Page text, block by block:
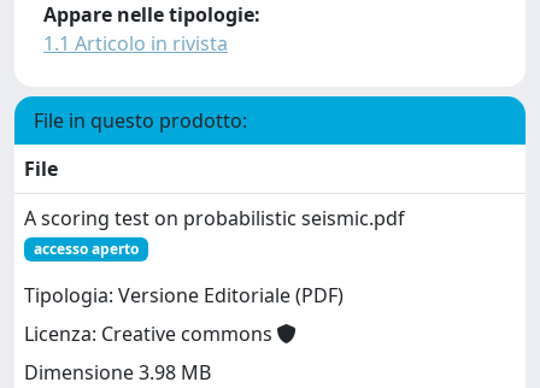
Appare nelle tipologie:
1.1 Articolo in rivista
File in questo prodotto:
File
A scoring test on probabilistic seismic.pdf
accesso aperto
Tipologia: Versione Editoriale (PDF)
Licenza: Creative commons
Dimensione 3.98 MB